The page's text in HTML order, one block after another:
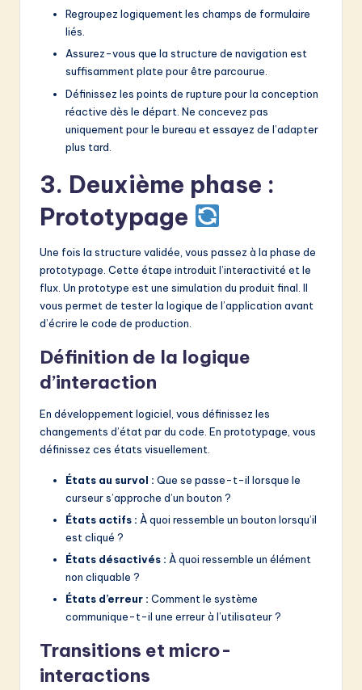
Regroupez logiquement les champs de formulaire
liés.
Assurez-vous que la structure de navigation est
suffisamment plate pour être parcourue.
Définissez les points de rupture pour la conception
réactive dès le départ. Ne concevez pas
uniquement pour le bureau et essayez de l’adapter
plus tard.
3. Deuxième phase :
Prototypage
Une fois la structure validée, vous passez à la phase de
prototypage. Cette étape introduit l’interactivité et le
flux. Un prototype est une simulation du produit final. Il
vous permet de tester la logique de l’application avant
d’écrire le code de production.
Définition de la logique
d’interaction
En développement logiciel, vous définissez les
changements d’état par du code. En prototypage, vous
définissez ces états visuellement.
États au survol : Que se passe-t-il lorsque le
curseur s’approche d’un bouton ?
États actifs : À quoi ressemble un bouton lorsqu’il
est cliqué ?
États désactivés : À quoi ressemble un élément
non cliquable ?
États d’erreur : Comment le système
communique-t-il une erreur à l’utilisateur ?
Transitions et micro-
interactions